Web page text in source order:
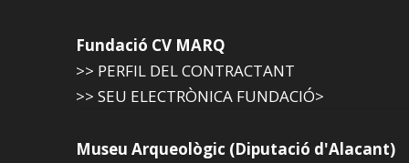
Fundació CV MARQ
>> PERFIL DEL CONTRACTANT
>> SEU ELECTRÒNICA FUNDACIÓ>
Museu Arqueològic (Diputació d'Alacant)